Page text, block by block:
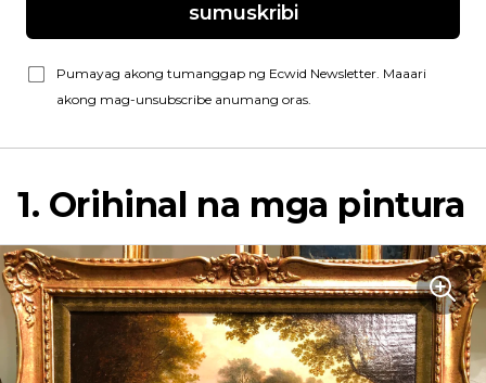
sumuskribi
Pumayag akong tumanggap ng Ecwid Newsletter. Maaari
akong mag-unsubscribe anumang oras.
1. Orihinal na mga pintura